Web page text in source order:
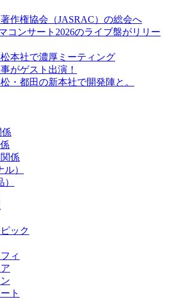
作権協会（JASRAC）の総会へ
コンサート2026のライブ盤がリリー
本社で濃厚ミーティング
がゲスト出演！
・都田の新本社で開発陣と。
係
係
）
ック
ィ
ト